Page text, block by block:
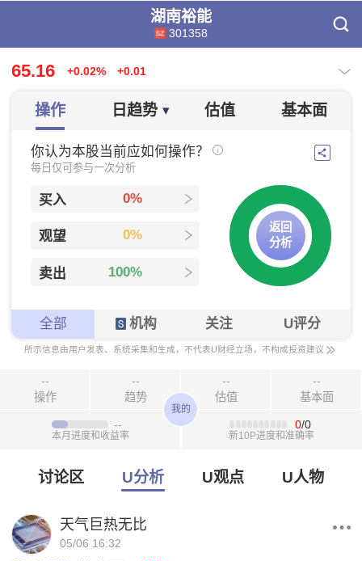
湖南裕能
301358
65.16 +0.02% +0.01
操作 日趋势 ▾ 估值 基本面
你认为本股当前应如何操作？
每日仅可参与一次分析
买入 0%
观望 0%
卖出 100%
返回
分析
全部 机构 关注 U评分
所示信息由用户发表、系统采集和生成，不代表U财经立场，不构成投资建议
--
操作
--
趋势
--
估值
--
基本面
--
本月进度和收益率
0/0
新10P进度和准确率
我的
讨论区 U分析 U观点 U人物
天气巨热无比
05/06 16:32